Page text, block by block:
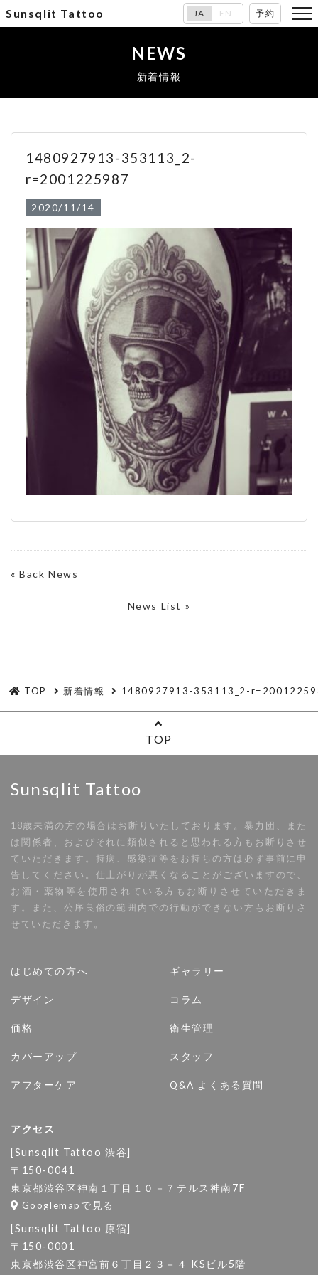
Sunsqlit Tattoo JA EN 予約
NEWS
新着情報
1480927913-353113_2-
r=2001225987
2020/11/14
«Back News
News List »
TOP 新着情報 1480927913-353113_2-
TOP
Sunsqlit Tattoo
18歳未満の方の場合はお断りいたしております。暴力団、また
は関係者、およびそれに類似されると思われる方もお断りさせ
ていただきます。持病、感染症等をお持ちの方は必ず事前に申
告してください。仕上がりが悪くなることがございますので、
お酒・薬物等を使用されている方もお断りさせていただきま
す。また、公序良俗の範囲内での行動ができない方もお断りさ
せていただきます。
はじめての方へ
デザイン
価格
カバーアップ
アフターケア
ギャラリー
コラム
衛生管理
スタッフ
Q&A よくある質問
アクセス
[Sunsqlit Tattoo 渋谷]
〒150-0041
東京都渋谷区神南１丁目１０－７テルス神南7F
Googlemapで見る
[Sunsqlit Tattoo 原宿]
〒150-0001
東京都渋谷区神宮前６丁目２３－４ KSビル5階